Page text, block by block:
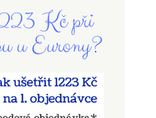
Kč při
u Eurony?